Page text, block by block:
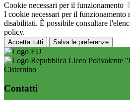
Cookie necessari per il funzionamento
I cookie necessari per il funzionamento
disabilitati. È possibile consultare
policy.
Accetta tutti Salva le preferenze
Liceo Polivalente
Cisternino
Contatti